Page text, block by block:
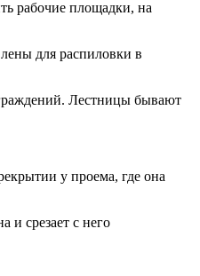
рабочие площадки, на
для распиловки в
Лестницы бывают
у проема, где она
и срезает с него